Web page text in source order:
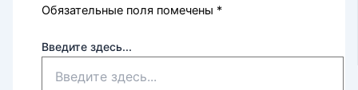
Обязательные поля помечены *
Введите здесь...